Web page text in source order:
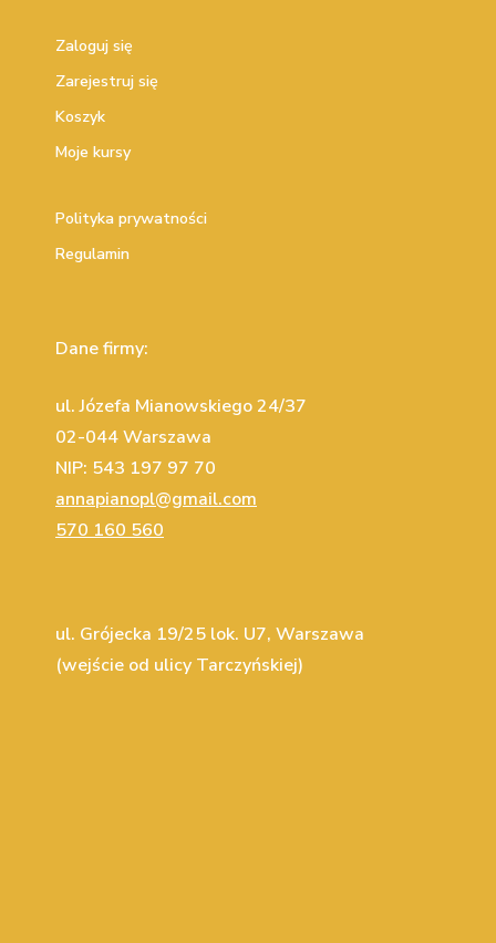
Zaloguj się
Zarejestruj się
Koszyk
Moje kursy
Polityka prywatności
Regulamin
Dane firmy:
ul. Józefa Mianowskiego 24/37
02-044 Warszawa
NIP: 543 197 97 70
annapianopl@gmail.com
570 160 560
ul. Grójecka 19/25 lok. U7, Warszawa
(wejście od ulicy Tarczyńskiej)